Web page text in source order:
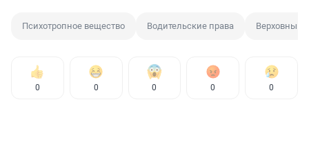
Психотропное вещество Водительские права Верховный
0 0 0 0 0